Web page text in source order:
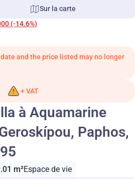
(-14.6%)
Sur la carte
and the price listed may no longer
+ VAT
à Aquamarine
Paphos,
m²Espace de vie